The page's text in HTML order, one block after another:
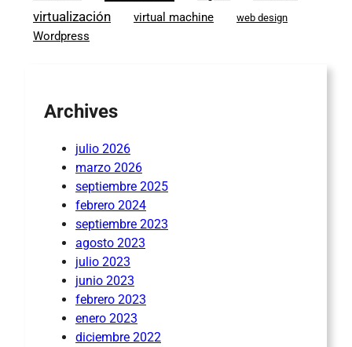
virtualización virtual machine web design
Wordpress
Archives
julio 2026
marzo 2026
septiembre 2025
febrero 2024
septiembre 2023
agosto 2023
julio 2023
junio 2023
febrero 2023
enero 2023
diciembre 2022